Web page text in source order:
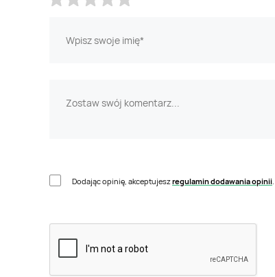
Dodając opinię, akceptujeszregulamin dodawania opinii